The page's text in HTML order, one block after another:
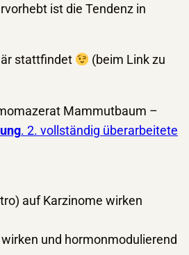
ist die Tendenz in
stattfindet
(beim Link zu
Mammutbaum –
. 2. vollständig überarbeitete
auf Karzinome wirken
und hormonmodulierend